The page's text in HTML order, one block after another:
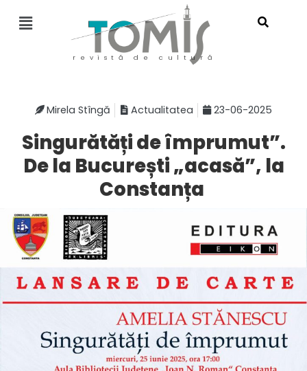
revistă de cultură
Mirela Stîngă Actualitatea 23-06-2025
Singurătăți de împrumut”.
De la București „acasă”, la
Constanța